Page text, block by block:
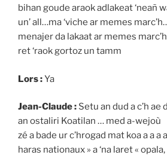
bihan goude araok adlakeat ‘neañ
un’ all…ma ‘viche ar memes
menajer da lakaat ar memes marc’h
ret ‘raok gortoz un tamm
Lors :Ya
Jean-Claude : Setu an dud a c’h ae
an ostaliri Koatilan … med a-wejoù
zé a bade ur c’hrogad mat koa a a a
haras nationaux » a ‘na laret « opala,